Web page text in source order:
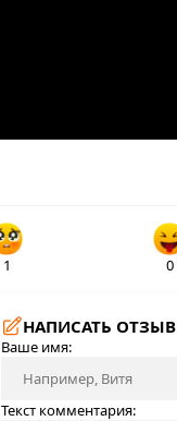
1 0
НАПИСАТЬ ОТЗЫВ
Ваше имя:
Текст комментария: